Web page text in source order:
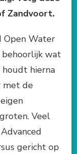
Zandvoort.
Open Water
behoorlijk wat
hierna
met de
Veel
gericht op